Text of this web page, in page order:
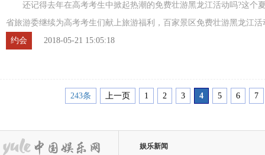
还记得去年在高考考生中掀起热潮的免费壮游黑龙江活动吗?这个
省旅游委继续为高考考生们献上旅游福利，百家景区免费壮游黑龙江活
动，说走就走的旅行不再是梦! 6月6日至9 ...
约会 2018-05-21 15:05:18
243条 上一页 1 2 3 4 5 6 7
娱乐新闻